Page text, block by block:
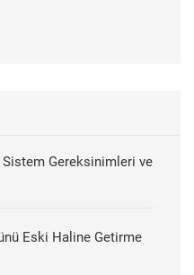
Sistem Gereksinimleri ve
Eski Haline Getirme